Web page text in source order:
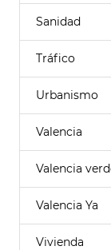
Sanidad
Tráfico
Urbanismo
Valencia
Valencia
Valencia Ya
Vivienda